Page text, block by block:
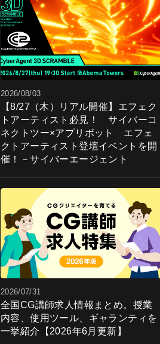
2026/08/03
【8/27（木）リアル開催】エフェク
トアーティスト必見！ サイバーコ
ネクトツー×アプリボット エフェ
クトアーティスト登壇イベントを開
催！－サイバーエージェント
2026/07/31
全国CG講師求人情報まとめ。授業
内容、使用ツール、ギャランティを
一挙紹介【2026年6月更新】